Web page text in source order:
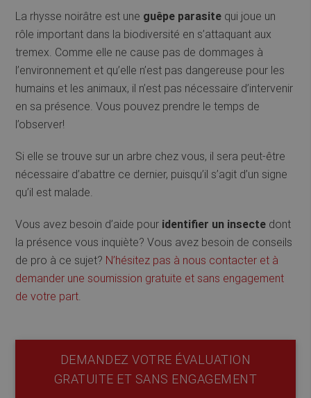
La rhysse noirâtre est une guêpe parasite qui joue un
rôle important dans la biodiversité en s’attaquant aux
tremex. Comme elle ne cause pas de dommages à
l’environnement et qu’elle n’est pas dangereuse pour les
humains et les animaux, il n’est pas nécessaire d’intervenir
en sa présence. Vous pouvez prendre le temps de
l’observer!
Si elle se trouve sur un arbre chez vous, il sera peut-être
nécessaire d’abattre ce dernier, puisqu’il s’agit d’un signe
qu’il est malade.
Vous avez besoin d’aide pour identifier un insecte dont
la présence vous inquiète? Vous avez besoin de conseils
de pro à ce sujet? N’hésitez pas à nous contacter et à
demander une soumission gratuite et sans engagement
de votre part
DEMANDEZ VOTRE ÉVALUATION
GRATUITE ET SANS ENGAGEMENT